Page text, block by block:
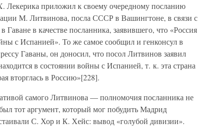
Лекерика приложил к своему очередному посланию
М. Литвинова, посла СССР в Вашингтоне, в связи с
в качестве посланника, заявившего, что «Россия
с Испанией». То же самое сообщил и генконсул в
Гаваны, он доносил, что посол Литвинов заявил
в состоянии войны с Испанией, т. к. эта страна
вторглась в Россию»[228].
самого Литвинова — полномочия посланника не
тот аргумент, который мог побудить Мадрид
С. Хор и К. Хейс: вывод «голубой дивизии».